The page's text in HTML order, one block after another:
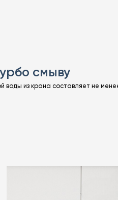
смыву
воды из крана составляет не